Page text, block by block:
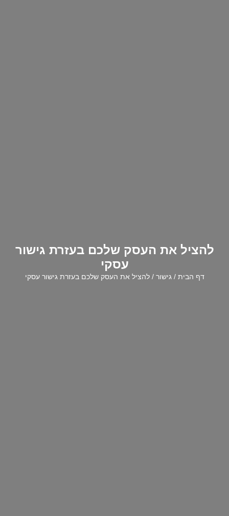
להציל את העסק שלכם בעזרת גישור
עסקי
דף הבית /גישור / להציל את העסק שלכם בעזרת גישור עסקי